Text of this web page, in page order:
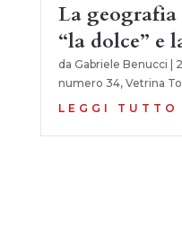
La geografia
“la dolce” e
da Gabriele Benucci
numero 34, Vetrina
LEGGI TUTTO